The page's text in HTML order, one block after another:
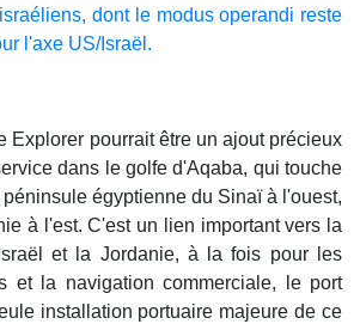
dont le modus operandi reste
l'axe US/Israël.
Explorer pourrait être un ajout précieux
dans le golfe d'Aqaba, qui touche
péninsule égyptienne du Sinaï à l'ouest,
à l'est. C'est un lien important vers la
et la Jordanie, à la fois pour les
et la navigation commerciale, le port
installation portuaire majeure de ce